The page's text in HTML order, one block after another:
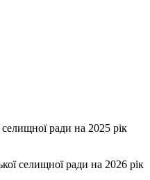
ради на 2025 рік
селищної ради на 2026 рік